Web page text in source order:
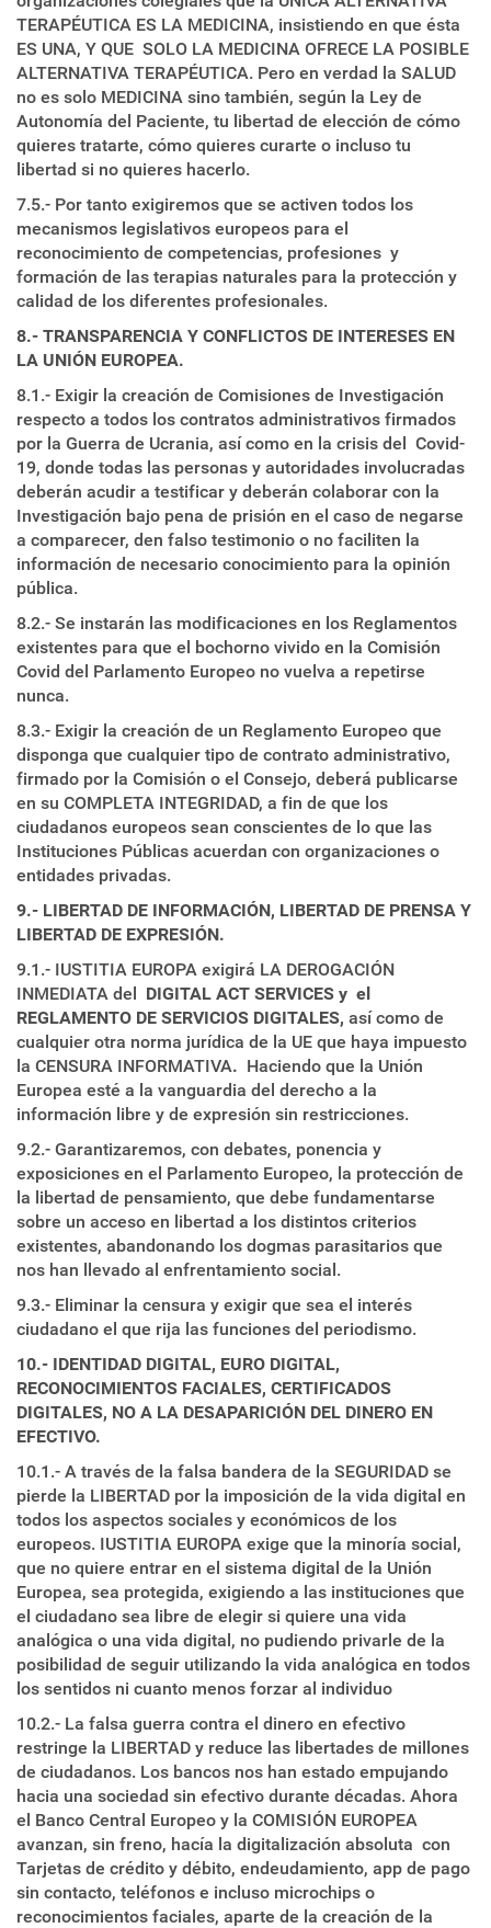
TERAPÉUTICA ES LA MEDICINA, insistiendo en que ésta
ES UNA, Y QUE SOLO LA MEDICINA OFRECE LA POSIBLE
ALTERNATIVA TERAPÉUTICA. Pero en verdad la SALUD
no es solo MEDICINA sino también, según la Ley de
Autonomía del Paciente, tu libertad de elección de cómo
quieres tratarte, cómo quieres curarte o incluso tu
libertad si no quieres hacerlo.
7.5.- Por tanto exigiremos que se activen todos los
mecanismos legislativos europeos para el
reconocimiento de competencias, profesiones y
formación de las terapias naturales para la protección y
calidad de los diferentes profesionales.
8.- TRANSPARENCIA Y CONFLICTOS DE INTERESES EN
LA UNIÓN EUROPEA.
8.1.- Exigir la creación de Comisiones de Investigación
respecto a todos los contratos administrativos firmados
por la Guerra de Ucrania, así como en la crisis del Covid-
19, donde todas las personas y autoridades involucradas
deberán acudir a testificar y deberán colaborar con la
Investigación bajo pena de prisión en el caso de negarse
a comparecer, den falso testimonio o no faciliten la
información de necesario conocimiento para la opinión
pública.
8.2.- Se instarán las modificaciones en los Reglamentos
existentes para que el bochorno vivido en la Comisión
Covid del Parlamento Europeo no vuelva a repetirse
nunca.
8.3.- Exigir la creación de un Reglamento Europeo que
disponga que cualquier tipo de contrato administrativo,
firmado por la Comisión o el Consejo, deberá publicarse
en su COMPLETA INTEGRIDAD, a fin de que los
ciudadanos europeos sean conscientes de lo que las
Instituciones Públicas acuerdan con organizaciones o
entidades privadas.
9.- LIBERTAD DE INFORMACIÓN, LIBERTAD DE PRENSA Y
LIBERTAD DE EXPRESIÓN.
9.1.- IUSTITIA EUROPA exigirá LA DEROGACIÓN
INMEDIATA del DIGITAL ACT SERVICES y el
REGLAMENTO DE SERVICIOS DIGITALES, así como de
cualquier otra norma jurídica de la UE que haya impuesto
la CENSURA INFORMATIVA. Haciendo que la Unión
Europea esté a la vanguardia del derecho a la
información libre y de expresión sin restricciones.
9.2.- Garantizaremos, con debates, ponencia y
exposiciones en el Parlamento Europeo, la protección de
la libertad de pensamiento, que debe fundamentarse
sobre un acceso en libertad a los distintos criterios
existentes, abandonando los dogmas parasitarios que
nos han llevado al enfrentamiento social.
9.3.- Eliminar la censura y exigir que sea el interés
ciudadano el que rija las funciones del periodismo.
10.- IDENTIDAD DIGITAL, EURO DIGITAL,
RECONOCIMIENTOS FACIALES, CERTIFICADOS
DIGITALES, NO A LA DESAPARICIÓN DEL DINERO EN
EFECTIVO.
10.1.- A través de la falsa bandera de la SEGURIDAD se
pierde la LIBERTAD por la imposición de la vida digital en
todos los aspectos sociales y económicos de los
europeos. IUSTITIA EUROPA exige que la minoría social,
que no quiere entrar en el sistema digital de la Unión
Europea, sea protegida, exigiendo a las instituciones que
el ciudadano sea libre de elegir si quiere una vida
analógica o una vida digital, no pudiendo privarle de la
posibilidad de seguir utilizando la vida analógica en todos
los sentidos ni cuanto menos forzar al individuo
10.2.- La falsa guerra contra el dinero en efectivo
restringe la LIBERTAD y reduce las libertades de millones
de ciudadanos. Los bancos nos han estado empujando
hacia una sociedad sin efectivo durante décadas. Ahora
el Banco Central Europeo y la COMISIÓN EUROPEA
avanzan, sin freno, hacía la digitalización absoluta con
Tarjetas de crédito y débito, endeudamiento, app de pago
sin contacto, teléfonos e incluso microchips o
reconocimientos faciales, aparte de la creación de la